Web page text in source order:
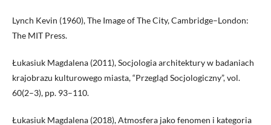
Lynch Kevin (1960), The Image of The City, Cambridge–London:
The MIT Press.
Łukasiuk Magdalena (2011), Socjologia architektury w badaniach
krajobrazu kulturowego miasta, “Przegląd Socjologiczny”, vol.
60(2–3), pp. 93–110.
Łukasiuk Magdalena (2018), Atmosfera jako fenomen i kategoria